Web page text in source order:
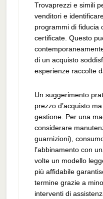
Trovaprezzi e simili
venditori e
programmi di fiducia
certificate. Questo
di un acquisto
esperienze raccolte
Un suggerimento
prezzo d’acquisto
gestione. Per una
considerare
guarnizioni),
l’abbinamento con
volte un modello
più affidabile
termine grazie a
interventi di